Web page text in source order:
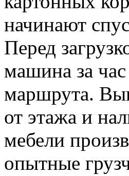
начинают
Перед
машина за
маршрута.
от этажа и
мебели
опытные